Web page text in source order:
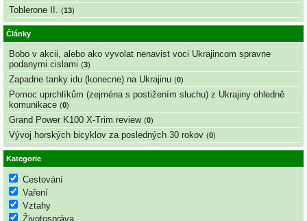
Toblerone II. (13)
Články
Bobo v akcii, alebo ako vyvolat nenavist voci Ukrajincom spravne
podanymi cislami (3)
Zapadne tanky idu (konecne) na Ukrajinu (0)
Pomoc uprchlíkům (zejména s postižením sluchu) z Ukrajiny ohledně
komunikace (0)
Grand Power K100 X-Trim review (0)
Vývoj horských bicyklov za posledných 30 rokov (0)
Kategorie
Cestování
Vaření
Vztahy
Životospráva